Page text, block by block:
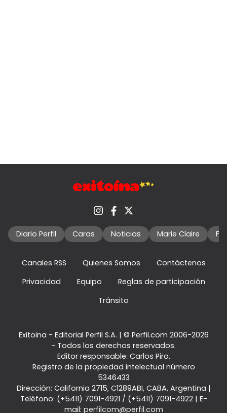
Diario Perfil Caras Noticias Marie Claire
Canales RSS Quienes Somos
Contáctenos
Privacidad
Equipo
Reglas de participación
Tránsito
Exitoina - Editorial Perfil S.A. | © Perfil.com 2006-2026
- Todos los derechos reservados.
Editor responsable: Carlos Piro.
Registro de la propiedad intelectual número
5346433
Dirección: California 2715, C1289ABI, CABA, Argentina |
Teléfono: (+5411) 7091-4921 / (+5411) 7091-4922| E-
mail: perfilcom@perfil.com